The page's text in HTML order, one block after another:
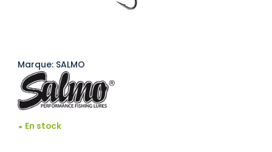
Marque: SALMO
En stock